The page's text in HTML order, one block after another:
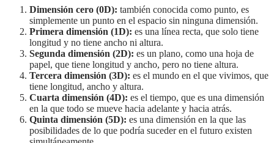
Dimensión cero (0D): también conocida como punto, es
simplemente un punto en el espacio sin ninguna dimensión.
Primera dimensión (1D): es una línea recta, que solo tiene
longitud y no tiene ancho ni altura.
Segunda dimensión (2D): es un plano, como una hoja de
papel, que tiene longitud y ancho, pero no tiene altura.
Tercera dimensión (3D): es el mundo en el que vivimos, que
tiene longitud, ancho y altura.
Cuarta dimensión (4D): es el tiempo, que es una dimensión
en la que todo se mueve hacia adelante y hacia atrás.
Quinta dimensión (5D): es una dimensión en la que las
posibilidades de lo que podría suceder en el futuro existen